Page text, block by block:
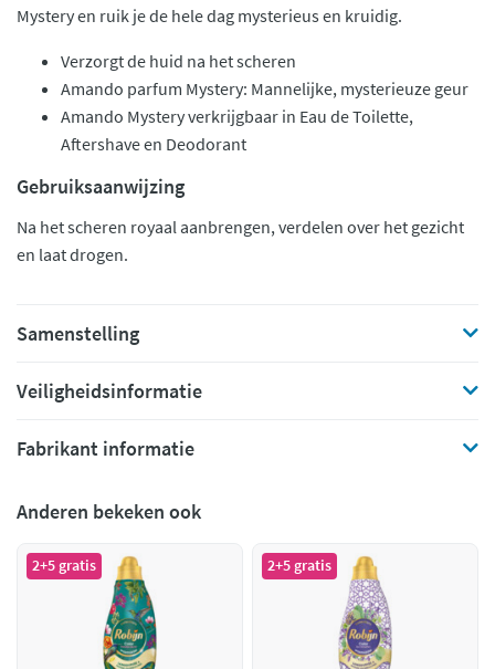
Mystery en ruik je de hele dag mysterieus en kruidig.
Verzorgt de huid na het scheren
Amando parfum Mystery: Mannelijke, mysterieuze geur
Amando Mystery verkrijgbaar in Eau de Toilette,
Aftershave en Deodorant
Gebruiksaanwijzing
Na het scheren royaal aanbrengen, verdelen over het gezicht
en laat drogen.
Samenstelling
Veiligheidsinformatie
Fabrikant informatie
Anderen bekeken ook
2+5 gratis 2+5 gratis